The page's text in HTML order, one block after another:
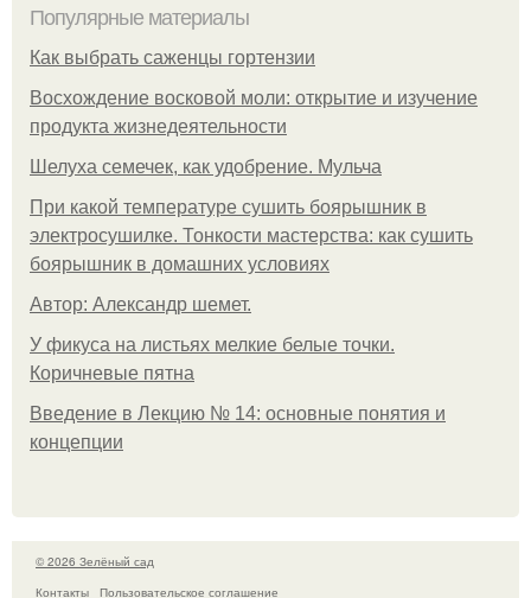
Популярные материалы
Как выбрать саженцы гортензии
Восхождение восковой моли: открытие и изучение
продукта жизнедеятельности
Шелуха семечек, как удобрение. Мульча
При какой температуре сушить боярышник в
электросушилке. Тонкости мастерства: как сушить
боярышник в домашних условиях
Автор: Александр шемет.
У фикуса на листьях мелкие белые точки.
Коричневые пятна
Введение в Лекцию № 14: основные понятия и
концепции
© 2026 Зелёный сад
Контакты
Пользовательское соглашение